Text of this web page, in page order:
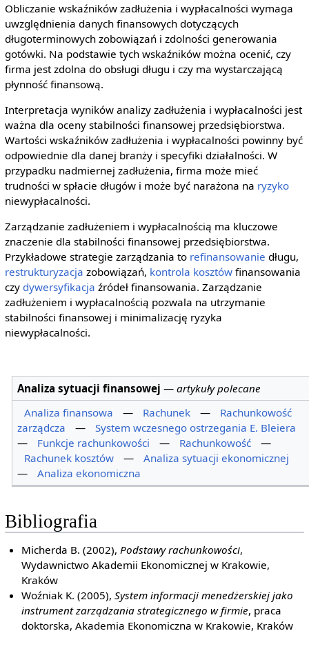
Obliczanie wskaźników zadłużenia i wypłacalności wymaga
uwzględnienia danych finansowych dotyczących
długoterminowych zobowiązań i zdolności generowania
gotówki. Na podstawie tych wskaźników można ocenić, czy
firma jest zdolna do obsługi długu i czy ma wystarczającą
płynność finansową.
Interpretacja wyników analizy zadłużenia i wypłacalności jest
ważna dla oceny stabilności finansowej przedsiębiorstwa.
Wartości wskaźników zadłużenia i wypłacalności powinny być
odpowiednie dla danej branży i specyfiki działalności. W
przypadku nadmiernej zadłużenia, firma może mieć
trudności w spłacie długów i może być narażona na ryzyko
niewypłacalności.
Zarządzanie zadłużeniem i wypłacalnością ma kluczowe
znaczenie dla stabilności finansowej przedsiębiorstwa.
Przykładowe strategie zarządzania to refinansowanie długu,
restrukturyzacja zobowiązań, kontrola kosztówfinansowania
czy dywersyfikacja źródeł finansowania. Zarządzanie
zadłużeniem i wypłacalnością pozwala na utrzymanie
stabilności finansowej i minimalizację ryzyka
niewypłacalności.
Analiza sytuacji finansowej —artykuły polecane
Analiza finansowa
— Rachunek —
Rachunkowość
zarządcza
—
System wczesnego ostrzegania E. Bleiera
—
Funkcje rachunkowości — Rachunkowość
—
Rachunek kosztów
—
Analiza sytuacji ekonomicznej
—
Analiza ekonomiczna
Bibliografia
Micherda B. (2002),Podstawy rachunkowości,
Wydawnictwo Akademii Ekonomicznej w Krakowie,
Kraków
Woźniak K. (2005),System informacji menedżerskiej jako
instrument zarządzania strategicznego w firmie, praca
doktorska, Akademia Ekonomiczna w Krakowie, Kraków